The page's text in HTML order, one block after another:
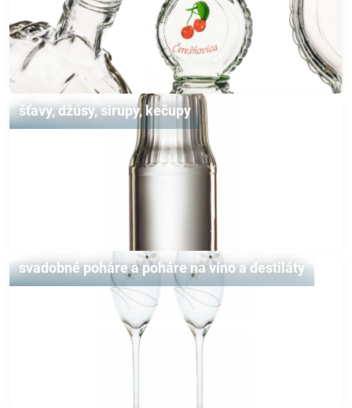
šťavy, džúsy, sirupy, kečupy
svadobné poháre a poháre na víno a destiláty